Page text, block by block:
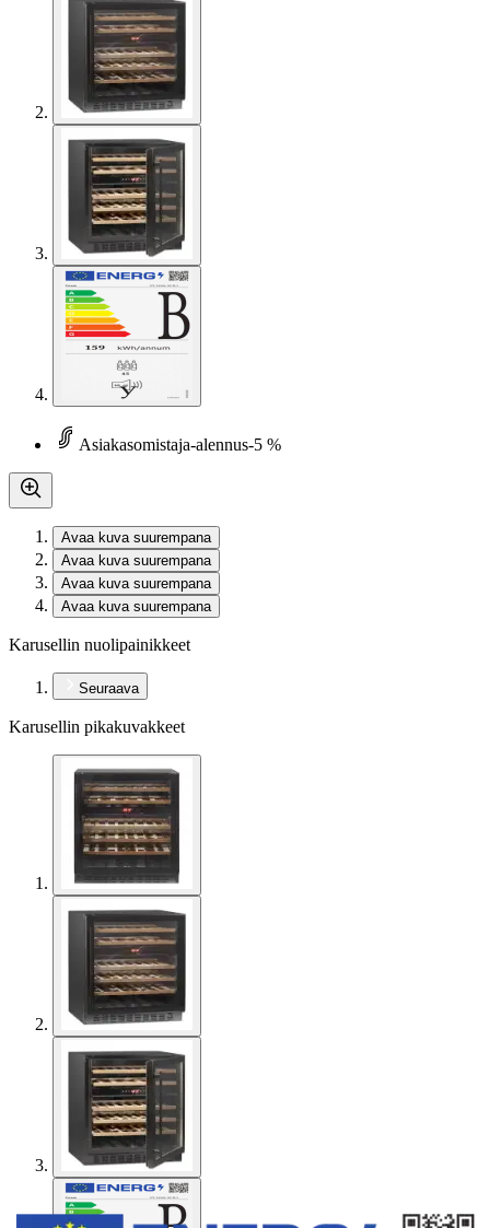
Asiakasomistaja-alennus-5 %
Avaa kuva suurempana
Avaa kuva suurempana
Avaa kuva suurempana
Avaa kuva suurempana
Karusellin nuolipainikkeet
Seuraava
Karusellin pikakuvakkeet